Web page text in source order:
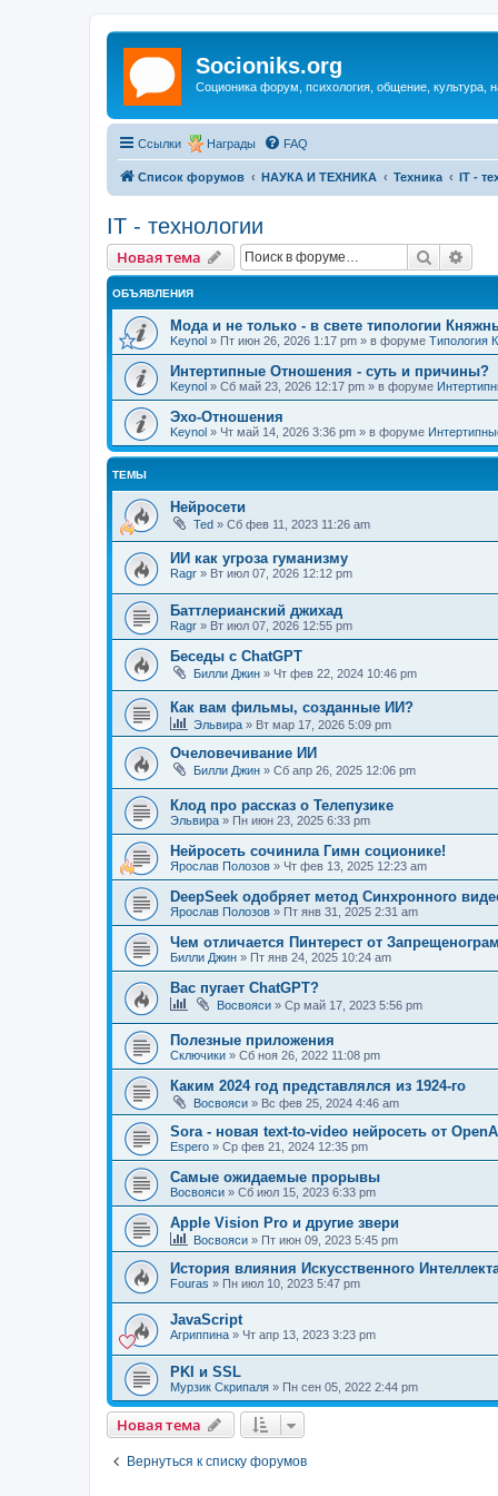
Socioniks.org
Соционика форум, психология, общение, культура,
Ссылки Награды FAQ
Список форумов НАУКА И ТЕХНИКА Техника IT -
IT - технологии
Новая тема Поиск
ОБЪЯВЛЕНИЯ
Мода и не только - в свете типологии
Keynol » Пт июн 26, 2026 1:17 pm » в форуме Типология
Интертипные Отношения - суть и причины?
Keynol » Сб май 23, 2026 12:17 pm » в форуме
Эхо-Отношения
Keynol » Чт май 14, 2026 3:36 pm » в форуме
ТЕМЫ
Нейросети
Ted » Сб фев 11, 2023 11:26 am
ИИ как угроза гуманизму
Ragr » Вт июл 07, 2026 12:12 pm
Баттлерианский джихад
Ragr » Вт июл 07, 2026 12:55 pm
Беседы с ChatGPT
Билли Джин » Чт фев 22, 2024 10:46 pm
Как вам фильмы, созданные ИИ?
Эльвира » Вт мар 17, 2026 5:09 pm
Очеловечивание ИИ
Билли Джин » Сб апр 26, 2025 12:06 pm
Клод про рассказ о Телепузике
Эльвира » Пн июн 23, 2025 6:33 pm
Нейросеть сочинила Гимн соционике!
Ярослав Полозов » Чт фев 13, 2025 12:23 am
DeepSeek одобряет метод Синхронного
Ярослав Полозов » Пт янв 31, 2025 2:31 am
Чем отличается Пинтерест от
Билли Джин » Пт янв 24, 2025 10:24 am
Вас пугает ChatGPT?
Восвояси » Ср май 17, 2023 5:56 pm
Полезные приложения
Сключики » Сб ноя 26, 2022 11:08 pm
Каким 2024 год представлялся из 1924-го
Восвояси » Вс фев 25, 2024 4:46 am
Sora - новая text-to-video нейросеть от
Espero » Ср фев 21, 2024 12:35 pm
Самые ожидаемые прорывы
Восвояси » Сб июл 15, 2023 6:33 pm
Apple Vision Pro и другие звери
Восвояси » Пт июн 09, 2023 5:45 pm
История влияния Искусственного
Fouras » Пн июл 10, 2023 5:47 pm
JavaScript
Агриппина » Чт апр 13, 2023 3:23 pm
PKI и SSL
Мурзик Скрипаля » Пн сен 05, 2022 2:44 pm
Новая тема
Вернуться к списку форумов